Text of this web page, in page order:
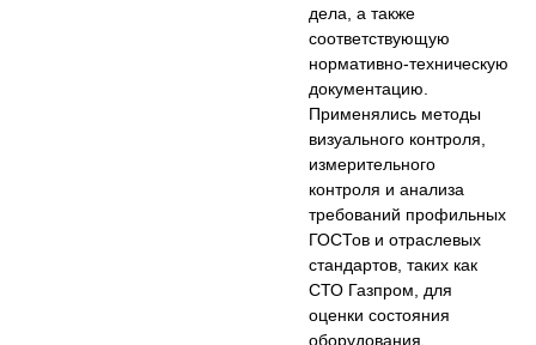
дела, а также
соответствующую
нормативно-техническую
документацию.
Применялись методы
визуального контроля,
измерительного
контроля и анализа
требований профильных
ГОСТов и отраслевых
стандартов, таких как
СТО Газпром, для
оценки состояния
оборудования.